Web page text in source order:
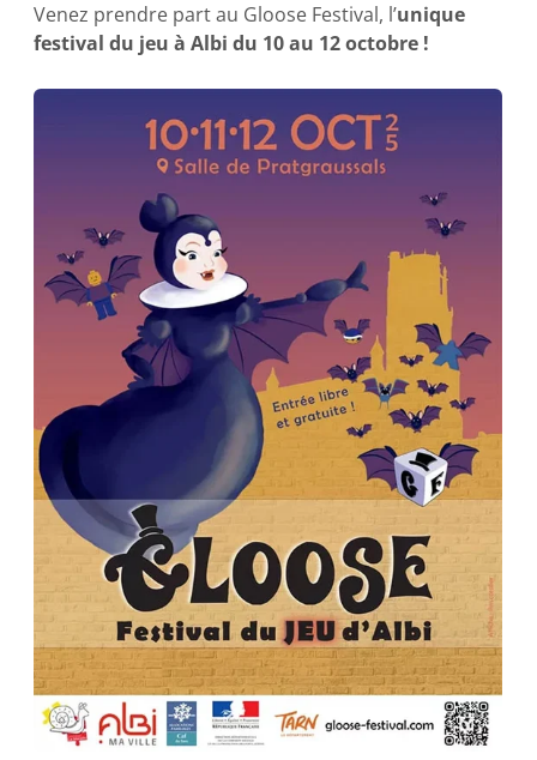
Venez prendre part au Gloose Festival, l’unique
festival du jeu à Albi du 10 au 12 octobre !